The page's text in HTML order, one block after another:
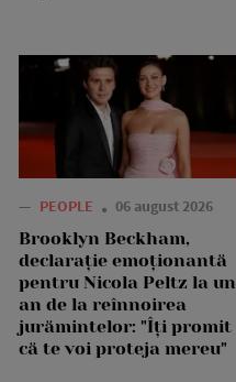
— PEOPLE 06 august 2026
Brooklyn Beckham,
declarație emoționantă
pentru Nicola Peltz la un
an de la reînnoirea
jurămintelor: "Îți promit
că te voi proteja mereu"